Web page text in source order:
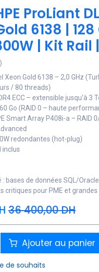
ProLiant
6138 | 128
| Kit
Xeon Gold 6138 – 2,0 GHz
/ 80 threads)
ECC – extensible jusqu’à 3
Go (RAID 0 – haute
Smart Array P408i-a –
redondantes (hot-plug)
inclus
bases de données SQL/
critiques pour PME et
36 400,00DH
Ajouter au panier
de souhaits